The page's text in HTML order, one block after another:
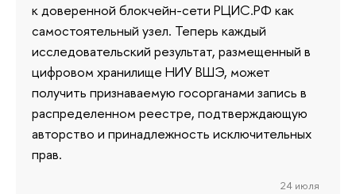
к доверенной блокчейн-сети РЦИС.РФ как
самостоятельный узел. Теперь каждый
исследовательский результат, размещенный в
цифровом хранилище НИУ ВШЭ, может
получить признаваемую госорганами запись в
распределенном реестре, подтверждающую
авторство и принадлежность исключительных
прав.
24 июля